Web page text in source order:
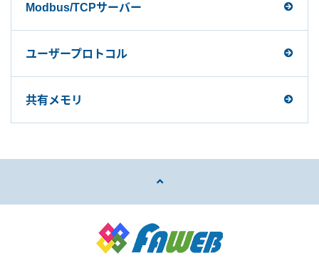
Modbus/TCPサーバー
ユーザープロトコル
共有メモリ